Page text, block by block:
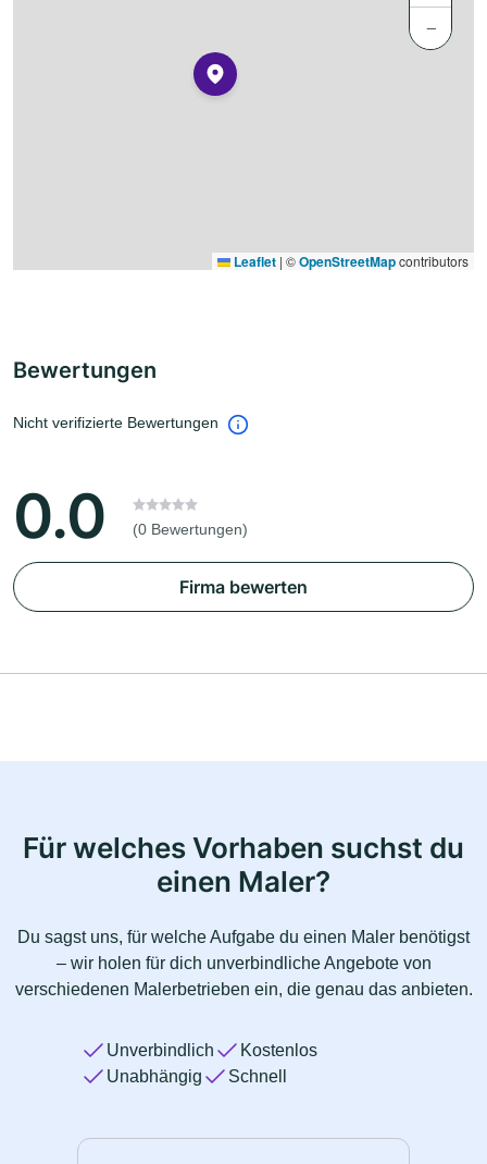
−
Leaflet | ©OpenStreetMapcontributors
Bewertungen
Nicht verifizierte Bewertungen
0.0 (0 Bewertungen)
Firma bewerten
Für welches Vorhaben suchst du
einen Maler?
Du sagst uns, für welche Aufgabe du einen Maler benötigst
– wir holen für dich unverbindliche Angebote von
verschiedenen Malerbetrieben ein, die genau das anbieten.
Unverbindlich
Kostenlos
Unabhängig
Schnell